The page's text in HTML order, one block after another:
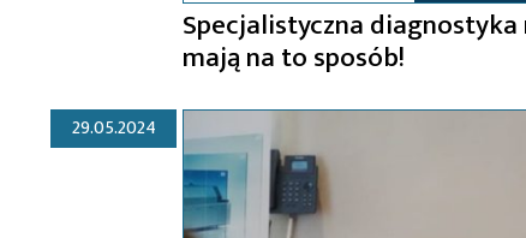
Specjalistyczna
mają na to sposób!
29.05.2024